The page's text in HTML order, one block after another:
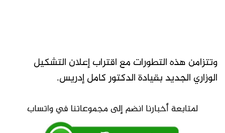
وتتزامن هذه التطورات مع اقتراب إعلان التشكيل
الوزاري الجديد بقيادة الدكتور كامل إدريس.